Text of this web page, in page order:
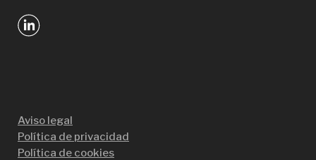
Aviso legal
Política de privacidad
Política de cookies